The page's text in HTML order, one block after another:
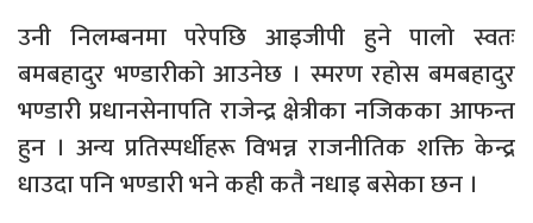
उनी निलम्बनमा परेपछि आइजीपी हुने पालो स्वतः
बमबहादुर भण्डारीको आउनेछ । स्मरण रहोस बमबहादुर
भण्डारी प्रधानसेनापति राजेन्द्र क्षेत्रीका नजिकका आफन्त
हुन । अन्य प्रतिस्पर्धीहरू विभन्न राजनीतिक शक्ति केन्द्र
धाउदा पनि भण्डारी भने कही कतै नधाइ बसेका छन ।